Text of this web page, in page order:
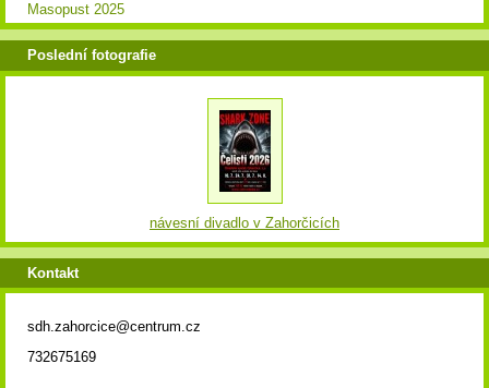
Masopust 2025
Poslední fotografie
návesní divadlo v Zahorčicích
Kontakt
sdh.zahorcice@centrum.cz
732675169